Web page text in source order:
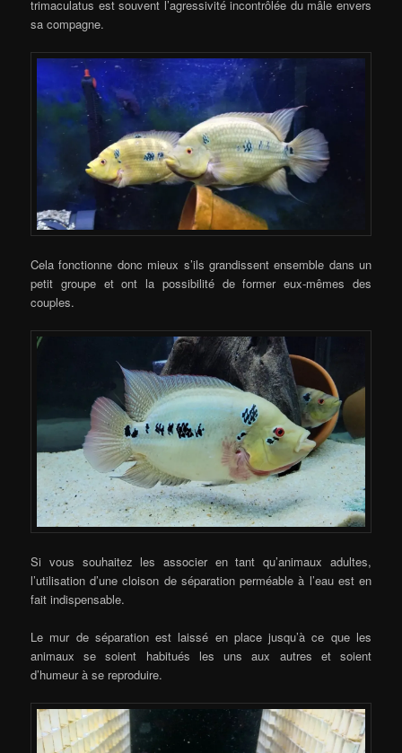
trimaculatus est souvent l’agressivité incontrôlée du mâle envers
sa compagne.
Cela fonctionne donc mieux s’ils grandissent ensemble dans un
petit groupe et ont la possibilité de former eux-mêmes des
couples.
Si vous souhaitez les associer en tant qu’animaux adultes,
l’utilisation d’une cloison de séparation perméable à l’eau est en
fait indispensable.
Le mur de séparation est laissé en place jusqu’à ce que les
animaux se soient habitués les uns aux autres et soient
d’humeur à se reproduire.